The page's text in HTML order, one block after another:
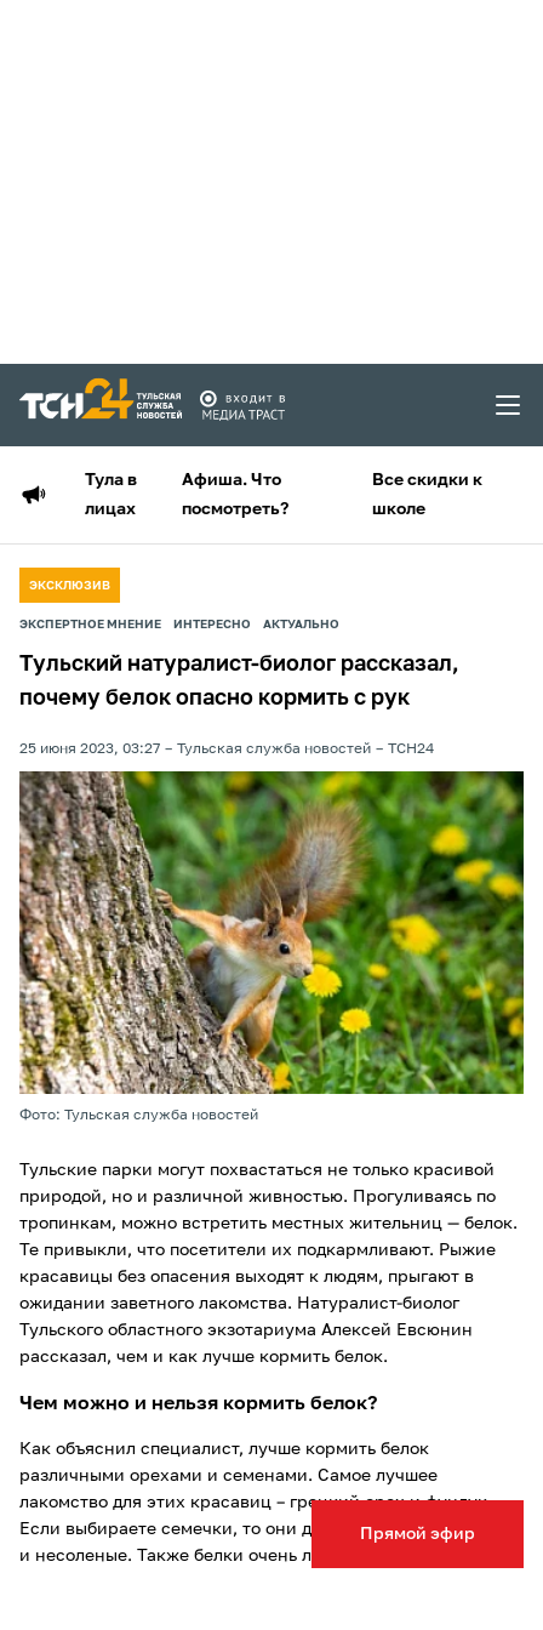
Тула в
лицах
Афиша. Что
посмотреть?
Все скидки к
школе
Прямой эфир
ЭКСКЛЮЗИВ
ЭКСПЕРТНОЕ МНЕНИЕ ИНТЕРЕСНО АКТУАЛЬНО
Тульский натуралист-биолог рассказал,
почему белок опасно кормить с рук
25 июня 2023, 03:27 Тульская служба новостей ТСН24
Фото: Тульская служба новостей
Тульские парки могут похвастаться не только красивой
природой, но и различной живностью. Прогуливаясь по
тропинкам, можно встретить местных жительниц — белок.
Те привыкли, что посетители их подкармливают. Рыжие
красавицы без опасения выходят к людям, прыгают в
ожидании заветного лакомства. Натуралист-биолог
Тульского областного экзотариума Алексей Евсюнин
рассказал, чем и как лучше кормить белок.
Чем можно и нельзя кормить белок?
Как объяснил специалист, лучше кормить белок
различными орехами и семенами. Самое лучшее
лакомство для этих красавиц – грецкий орех и фундук.
Если выбираете семечки, то они должны быть нежареные
и несоленые. Также белки очень любят сухофрукты.